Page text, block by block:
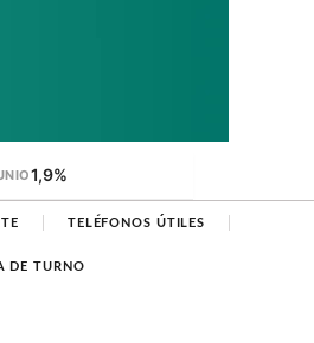
1,9%
TELÉFONOS ÚTILES
DE TURNO